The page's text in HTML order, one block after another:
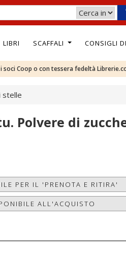
LIBRI SCAFFALI CONSIGLI
Coop o con tessera fedeltà
stelle
Polvere di
PER IL 'PRENOTA E RITIRA'
ALL'ACQUISTO